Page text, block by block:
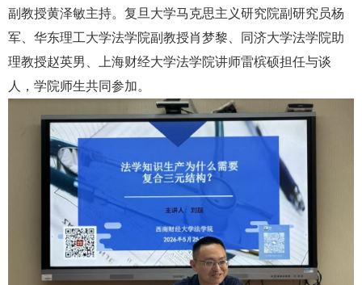
副教授黄泽敏主持。复旦大学马克思主义研究院副研究员杨
军、华东理工大学法学院副教授肖梦黎、同济大学法学院助
理教授赵英男、上海财经大学法学院讲师雷槟硕担任与谈
人，学院师生共同参加。